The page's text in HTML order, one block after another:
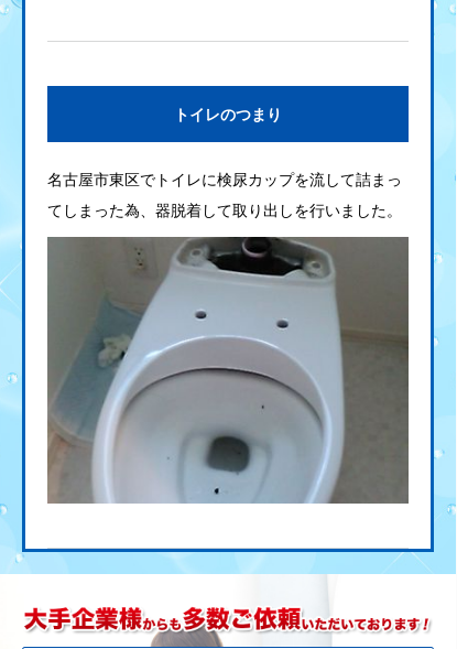
トイレのつまり
名古屋市東区でトイレに検尿カップを流して詰まっ
てしまった為、器脱着して取り出しを行いました。